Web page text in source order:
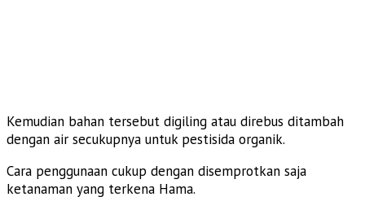
Kemudian bahan tersebut digiling atau direbus ditambah
dengan air secukupnya untuk pestisida organik.
Cara penggunaan cukup dengan disemprotkan saja
ketanaman yang terkena Hama.